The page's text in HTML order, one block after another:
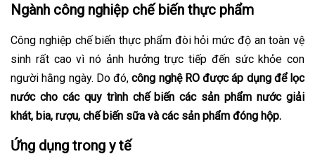
Ngành công nghiệp chế biến thực phẩm
Công nghiệp chế biến thực phẩm đòi hỏi mức độ an toàn vệ
sinh rất cao vì nó ảnh hưởng trực tiếp đến sức khỏe con
người hằng ngày. Do đó,công nghệ RO được áp dụng để lọc
nước cho các quy trình chế biến các sản phẩm nước giải
khát, bia, rượu, chế biến sữa và các sản phẩm đóng hộp.
Ứng dụng trong y tế